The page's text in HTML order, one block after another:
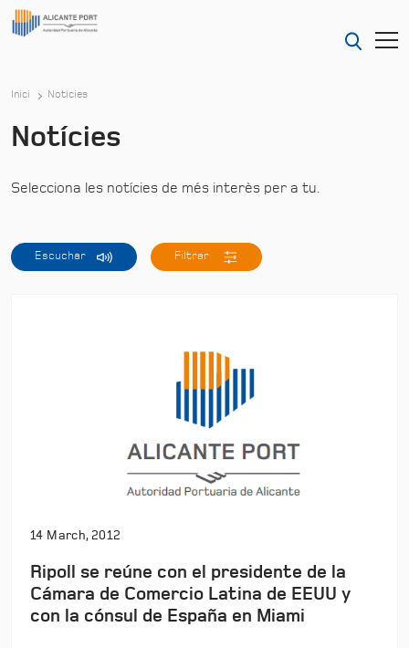
Inici Notícies
Notícies
Selecciona les notícies de més interès per a tu.
Escuchar Filtrar
14 March, 2012
Ripoll se reúne con el presidente de la
Cámara de Comercio Latina de EEUU y
con la cónsul de España en Miami